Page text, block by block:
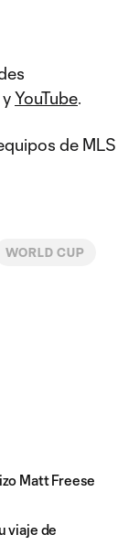
yYouTube.
de MLS
WORLD CUP
Matt Freese
viaje de